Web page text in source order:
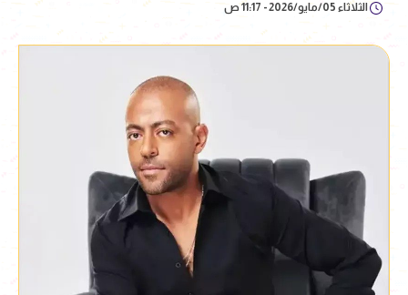
الثلاثاء 05/مايو/2026 - 11:17 ص